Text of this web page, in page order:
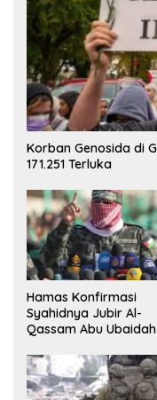
Korban Genosida di
171.251 Terluka
Hamas Konfirmasi
Syahidnya Jubir Al-
Qassam Abu
Sinwar